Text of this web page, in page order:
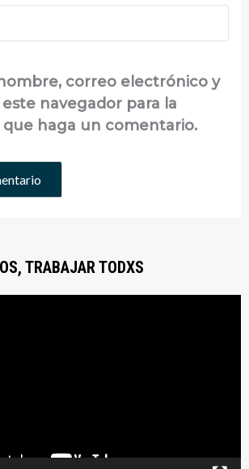
correo electrónico y
navegador para la
que haga un comentario.
TRABAJAR TODXS